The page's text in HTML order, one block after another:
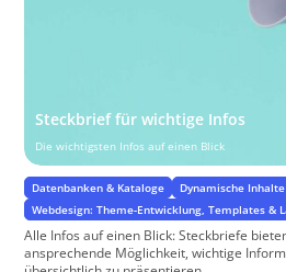
Steckbrief für wichtige Infos
Die wichtigsten Infos auf einen Blick
Datenbanken & Kataloge
Dynamische
Webdesign: Theme-Entwicklung, Templates &
Alle Infos auf einen Blick: Steckbriefe
ansprechende Möglichkeit, wichtige